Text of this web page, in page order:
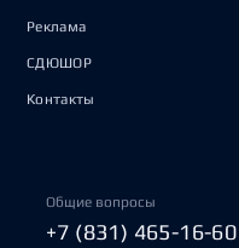
Реклама
СДЮШОР
Контакты
Общие вопросы
+7 (831) 465-16-60